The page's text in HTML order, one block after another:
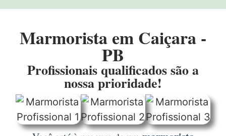
Marmorista em Caiçara -
PB
Profissionais qualificados são a
nossa prioridade!